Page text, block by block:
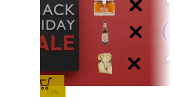
-11%